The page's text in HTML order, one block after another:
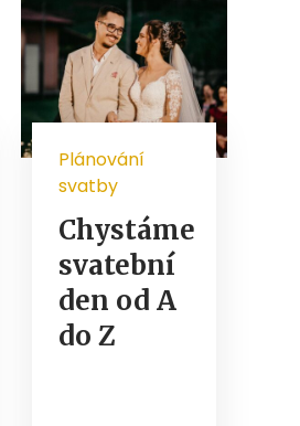
Plánování
svatby
Chystáme
svatební
den od A
do Z